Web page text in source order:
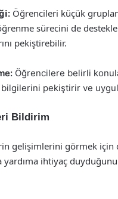
Öğrencileri küçük
sürecini de
pekiştirebilir.
Öğrencilere belirli
pekiştirir ve
Bildirim
gelişimlerini görmek için
ihtiyaç